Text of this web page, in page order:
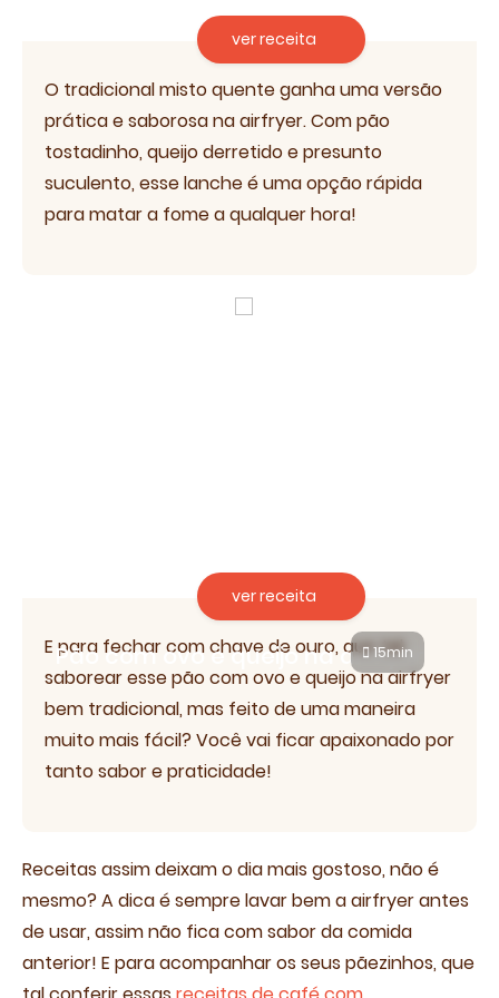
ver receita
O tradicional misto quente ganha uma versão
prática e saborosa na airfryer. Com pão
tostadinho, queijo derretido e presunto
suculento, esse lanche é uma opção rápida
para matar a fome a qualquer hora!
Pão com ovo e queijo na airfryer
15min
ver receita
E para fechar com chave de ouro, que tal
saborear esse pão com ovo e queijo na airfryer
bem tradicional, mas feito de uma maneira
muito mais fácil? Você vai ficar apaixonado por
tanto sabor e praticidade!
Receitas assim deixam o dia mais gostoso, não é
mesmo? A dica é sempre lavar bem a airfryer antes
de usar, assim não fica com sabor da comida
anterior! E para acompanhar os seus pãezinhos, que